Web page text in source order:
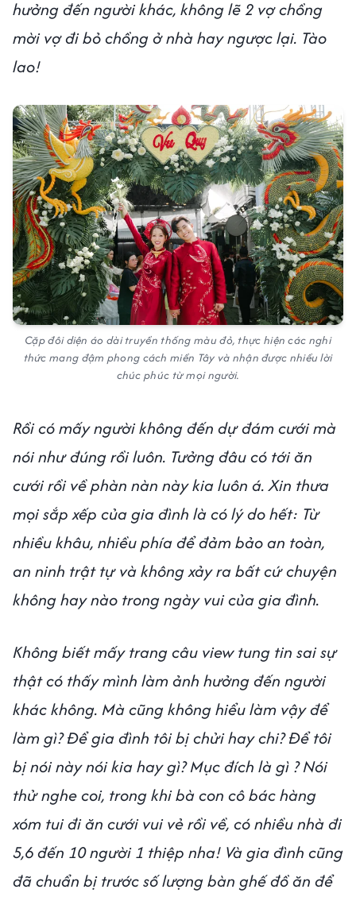
hưởng đến người khác, không lẽ 2 vợ chồng
mời vợ đi bỏ chồng ở nhà hay ngược lại. Tào
lao!
Cặp đôi diện áo dài truyền thống màu đỏ, thực hiện các nghi
thức mang đậm phong cách miền Tây và nhận được nhiều lời
chúc phúc từ mọi người.
Rồi có mấy người không đến dự đám cưới mà
nói như đúng rồi luôn. Tưởng đâu có tới ăn
cưới rồi về phàn nàn này kia luôn á. Xin thưa
mọi sắp xếp của gia đình là có lý do hết: Từ
nhiều khâu, nhiều phía để đảm bảo an toàn,
an ninh trật tự và không xảy ra bất cứ chuyện
không hay nào trong ngày vui của gia đình.
Không biết mấy trang câu view tung tin sai sự
thật có thấy mình làm ảnh hưởng đến người
khác không. Mà cũng không hiểu làm vậy để
làm gì? Để gia đình tôi bị chửi hay chi? Để tôi
bị nói này nói kia hay gì? Mục đích là gì ? Nói
thử nghe coi, trong khi bà con cô bác hàng
xóm tui đi ăn cưới vui vẻ rồi về, có nhiều nhà đi
5,6 đến 10 người 1 thiệp nha! Và gia đình cũng
đã chuẩn bị trước số lượng bàn ghế đồ ăn để